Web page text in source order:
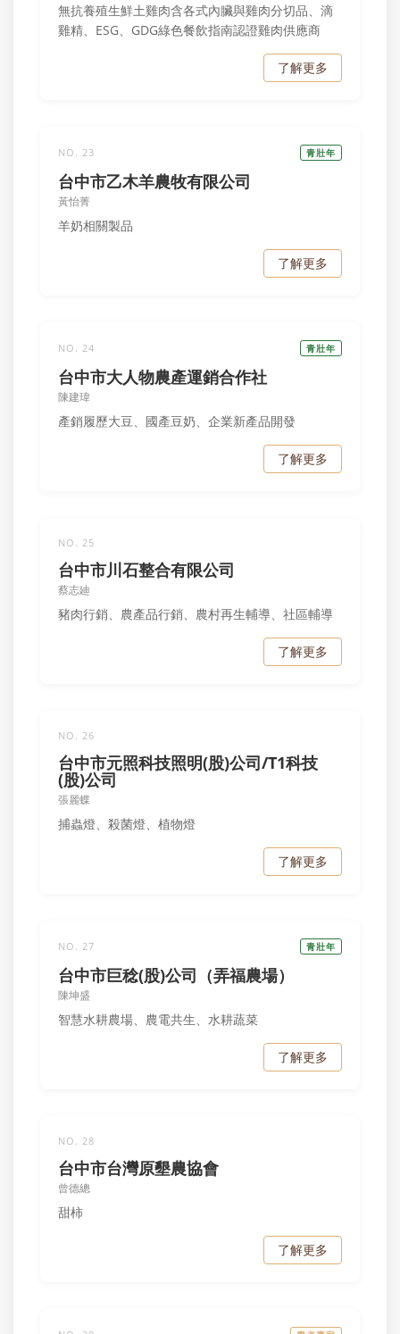
無抗養殖生鮮土雞肉含各式內臟與雞肉分切品、滴
雞精、ESG、GDG綠色餐飲指南認證雞肉供應商
了解更多
NO. 23 青壯年
台中市乙木羊農牧有限公司
黃怡菁
羊奶相關製品
了解更多
NO. 24 青壯年
台中市大人物農產運銷合作社
陳建瑋
產銷履歷大豆、國產豆奶、企業新產品開發
了解更多
NO. 25
台中市川石整合有限公司
蔡志廸
豬肉行銷、農產品行銷、農村再生輔導、社區輔導
了解更多
NO. 26
台中市元照科技照明(股)公司/T1科技
(股)公司
張麗蝶
捕蟲燈、殺菌燈、植物燈
了解更多
NO. 27 青壯年
台中市巨稔(股)公司（弄福農場）
陳坤盛
智慧水耕農場、農電共生、水耕蔬菜
了解更多
NO. 28
台中市台灣原墾農協會
曾德總
甜柿
了解更多